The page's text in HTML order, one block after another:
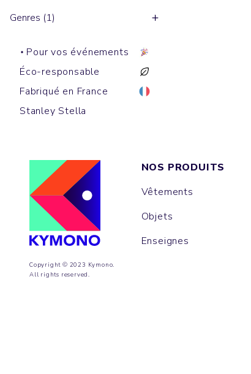
Genres (1)
Pour vos événements
Éco-responsable
Fabriqué en France
Stanley Stella
Copyright © 2023 Kymono.
All rights reserved.
NOS PRODUITS
Vêtements
Objets
Enseignes